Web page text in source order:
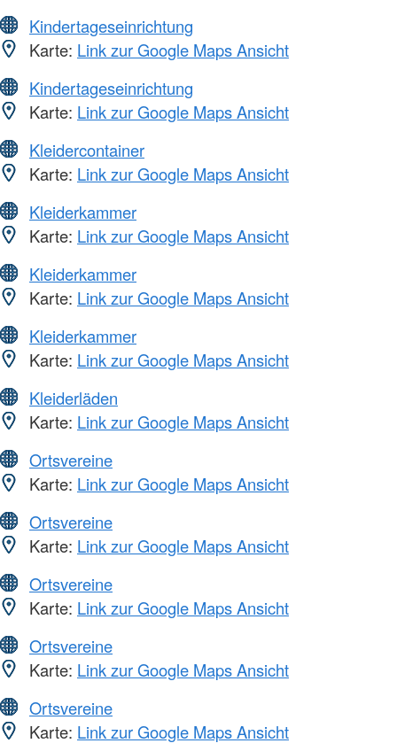
Kindertageseinrichtung
Karte: Link zur Google Maps Ansicht
Kindertageseinrichtung
Karte: Link zur Google Maps Ansicht
Kleidercontainer
Karte: Link zur Google Maps Ansicht
Kleiderkammer
Karte: Link zur Google Maps Ansicht
Kleiderkammer
Karte: Link zur Google Maps Ansicht
Kleiderkammer
Karte: Link zur Google Maps Ansicht
Kleiderläden
Karte: Link zur Google Maps Ansicht
Ortsvereine
Karte: Link zur Google Maps Ansicht
Ortsvereine
Karte: Link zur Google Maps Ansicht
Ortsvereine
Karte: Link zur Google Maps Ansicht
Ortsvereine
Karte: Link zur Google Maps Ansicht
Ortsvereine
Karte: Link zur Google Maps Ansicht